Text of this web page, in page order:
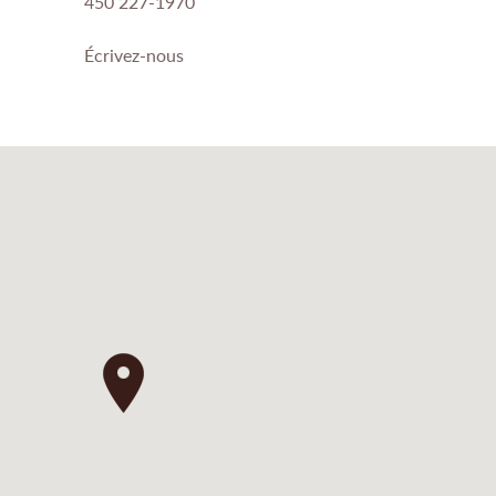
Écrivez-nous